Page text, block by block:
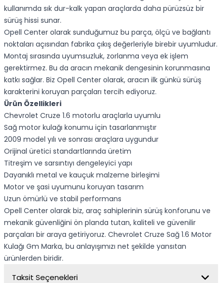
kullanımda sık dur-kalk yapan araçlarda daha pürüzsüz bir
sürüş hissi sunar.
Opell Center olarak sunduğumuz bu parça, ölçü ve bağlantı
noktaları açısından fabrika çıkış değerleriyle birebir uyumludur.
Montaj sırasında uyumsuzluk, zorlanma veya ek işlem
gerektirmez. Bu da aracın mekanik dengesinin korunmasına
katkı sağlar. Biz Opell Center olarak, aracın ilk günkü sürüş
karakterini koruyan parçaları tercih ediyoruz.
Ürün Özellikleri
Chevrolet Cruze 1.6 motorlu araçlarla uyumlu
Sağ motor kulağı konumu için tasarlanmıştır
2009 model yılı ve sonrası araçlara uygundur
Orijinal üretici standartlarında üretim
Titreşim ve sarsıntıyı dengeleyici yapı
Dayanıklı metal ve kauçuk malzeme birleşimi
Motor ve şasi uyumunu koruyan tasarım
Uzun ömürlü ve stabil performans
Opell Center olarak biz, araç sahiplerinin sürüş konforunu ve
mekanik güvenliğini ön planda tutan, kaliteli ve güvenilir
parçaları bir araya getiriyoruz. Chevrolet Cruze Sağ 1.6 Motor
Kulağı Gm Marka, bu anlayışımızı net şekilde yansıtan
ürünlerden biridir.
Taksit Seçenekleri